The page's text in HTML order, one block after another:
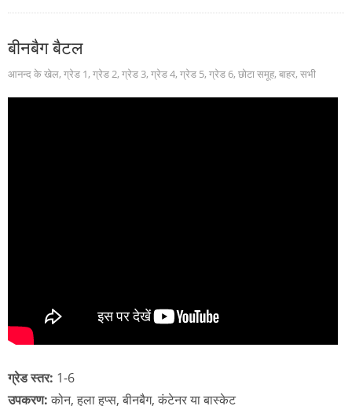
बीनबैग बैटल
आनन्द के खेल, ग्रेड 1, ग्रेड 2, ग्रेड 3, ग्रेड 4, ग्रेड 5, ग्रेड 6, छोटा समूह, बाहर, सभी
ग्रेड स्तर: 1-6
उपकरण: कोन, हुला हुप्स, बीनबैग, कंटेनर या बास्केट